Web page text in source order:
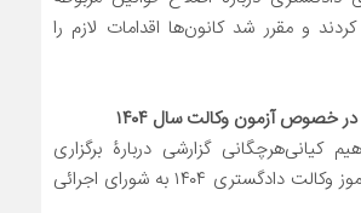
و مقرر شد کانون‌ها اقدامات لازم را
خصوص آزمون وکالت سال ۱۴۰۴
کیانی‌هرچگانی گزارشی دربارۀ برگزاری
آزمون پذیرش کارآموز وکالت دادگستری ۱۴۰۴ به شورای اجرائی